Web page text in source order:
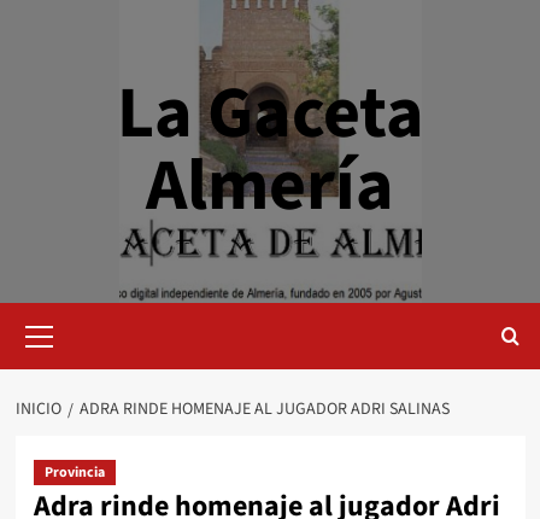
La Gaceta
Almería
primario
INICIO ADRA RINDE HOMENAJE AL JUGADOR ADRI SALINAS
Provincia
Adra rinde homenaje al jugador Adri